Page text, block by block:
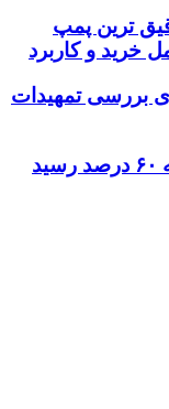
ترین پمپ
خرید و کاربرد
بررسی تمهیدات